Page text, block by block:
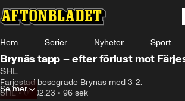
Hem Serier Nyheter Sport
Brynäs tapp – efter förlust mot
SHL
Färjestad besegrade Brynäs med 3-2.
SHL•02.02.23 • 96 sek
Se mer